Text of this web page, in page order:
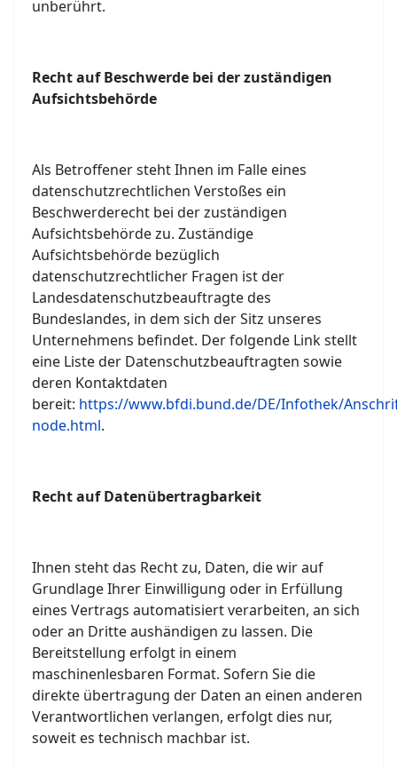
unberührt.
Recht auf Beschwerde bei der zuständigen
Aufsichtsbehörde
Als Betroffener steht Ihnen im Falle eines
datenschutzrechtlichen Verstoßes ein
Beschwerderecht bei der zuständigen
Aufsichtsbehörde zu. Zuständige
Aufsichtsbehörde bezüglich
datenschutzrechtlicher Fragen ist der
Landesdatenschutzbeauftragte des
Bundeslandes, in dem sich der Sitz unseres
Unternehmens befindet. Der folgende Link stellt
eine Liste der Datenschutzbeauftragten sowie
deren Kontaktdaten
bereit: https://www.bfdi.bund.de/DE/Infothek/
node.html.
Recht auf Datenübertragbarkeit
Ihnen steht das Recht zu, Daten, die wir auf
Grundlage Ihrer Einwilligung oder in Erfüllung
eines Vertrags automatisiert verarbeiten, an sich
oder an Dritte aushändigen zu lassen. Die
Bereitstellung erfolgt in einem
maschinenlesbaren Format. Sofern Sie die
direkte übertragung der Daten an einen anderen
Verantwortlichen verlangen, erfolgt dies nur,
soweit es technisch machbar ist.